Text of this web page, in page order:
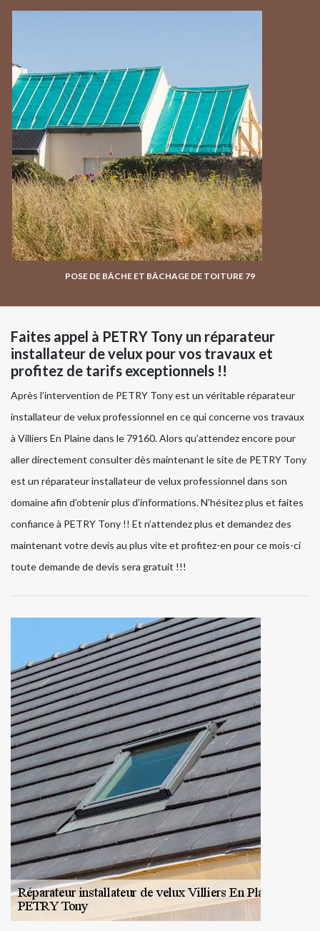
POSE DE BÂCHE ET BÂCHAGE DE TOITURE 79
Faites appel à PETRY Tony un réparateur
installateur de velux pour vos travaux et
profitez de tarifs exceptionnels !!
Après l’intervention de PETRY Tony est un véritable réparateur
installateur de velux professionnel en ce qui concerne vos travaux
à Villiers En Plaine dans le 79160. Alors qu’attendez encore pour
aller directement consulter dès maintenant le site de PETRY Tony
est un réparateur installateur de velux professionnel dans son
domaine afin d’obtenir plus d’informations. N’hésitez plus et faites
confiance à PETRY Tony !! Et n’attendez plus et demandez des
maintenant votre devis au plus vite et profitez-en pour ce mois-ci
toute demande de devis sera gratuit !!!